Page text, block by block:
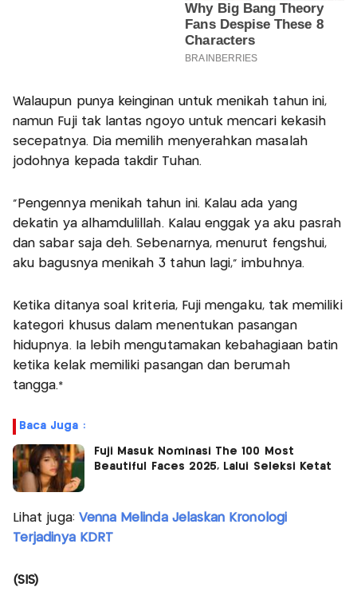
Walaupun punya keinginan untuk menikah tahun ini,
namun Fuji tak lantas ngoyo untuk mencari kekasih
secepatnya. Dia memilih menyerahkan masalah
jodohnya kepada takdir Tuhan.
“Pengennya menikah tahun ini. Kalau ada yang
dekatin ya alhamdulillah. Kalau enggak ya aku pasrah
dan sabar saja deh. Sebenarnya, menurut fengshui,
aku bagusnya menikah 3 tahun lagi,” imbuhnya.
Ketika ditanya soal kriteria, Fuji mengaku, tak memiliki
kategori khusus dalam menentukan pasangan
hidupnya. Ia lebih mengutamakan kebahagiaan batin
ketika kelak memiliki pasangan dan berumah
tangga.*
Baca Juga :
Fuji Masuk Nominasi The 100 Most
Beautiful Faces 2025, Lalui Seleksi Ketat
Lihat juga: Venna Melinda Jelaskan Kronologi
Terjadinya KDRT
(SIS)